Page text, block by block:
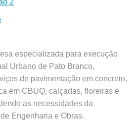
2
especializada para execução
Urbano de Pato Branco,
de pavimentação em concreto,
em CBUQ, calçadas, floreiras e
as necessidades da
Engenharia e Obras.